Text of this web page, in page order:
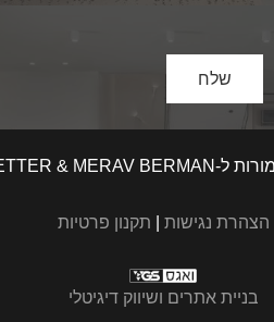
הצהרת נגישות תקנון פרטיות
בניית אתרים ושיווק דיגיטלי